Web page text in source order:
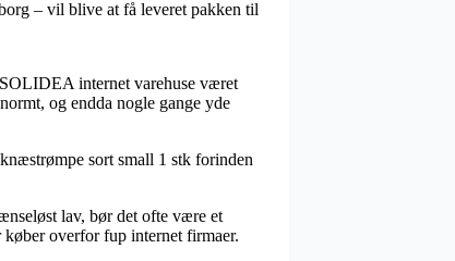
– vil blive at få leveret pakken til
internet varehuse været
og endda nogle gange yde
sort small 1 stk forinden
lav, bør det ofte være et
overfor fup internet firmaer.